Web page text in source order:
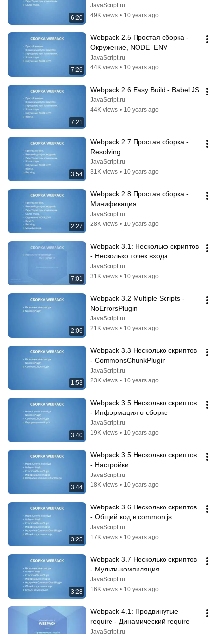
6:20
JavaScript.ru
49K views • 10 years ago
7:26
Webpack 2.5 Простая сборка -
Окружение, NODE_ENV
JavaScript.ru
44K views • 10 years ago
7:21
Webpack 2.6 Easy Build - Babel.JS
JavaScript.ru
44K views • 10 years ago
3:54
Webpack 2.7 Простая сборка -
Resolving
JavaScript.ru
31K views • 10 years ago
2:27
Webpack 2.8 Простая сборка -
Минификация
JavaScript.ru
28K views • 10 years ago
7:01
Webpack 3.1: Несколько скриптов
- Несколько точек входа
JavaScript.ru
31K views • 10 years ago
2:06
Webpack 3.2 Multiple Scripts -
NoErrorsPlugin
JavaScript.ru
21K views • 10 years ago
1:53
Webpack 3.3 Несколько скриптов
- CommonsChunkPlugin
JavaScript.ru
23K views • 10 years ago
3:40
Webpack 3.5 Несколько скриптов
- Информация о сборке
JavaScript.ru
19K views • 10 years ago
3:44
Webpack 3.5 Несколько скриптов
- Настройки
CommonsChunkPlugin
JavaScript.ru
18K views • 10 years ago
3:25
Webpack 3.6 Несколько скриптов
- Общий код в common.js
JavaScript.ru
17K views • 10 years ago
3:28
Webpack 3.7 Несколько скриптов
- Мульти-компиляция
JavaScript.ru
16K views • 10 years ago
Webpack 4.1: Продвинутые
require - Динамический require
JavaScript.ru